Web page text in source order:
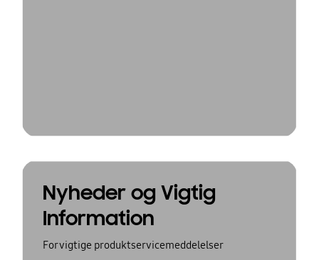
Nyheder og Vigtig
Information
For vigtige produktservicemeddelelser